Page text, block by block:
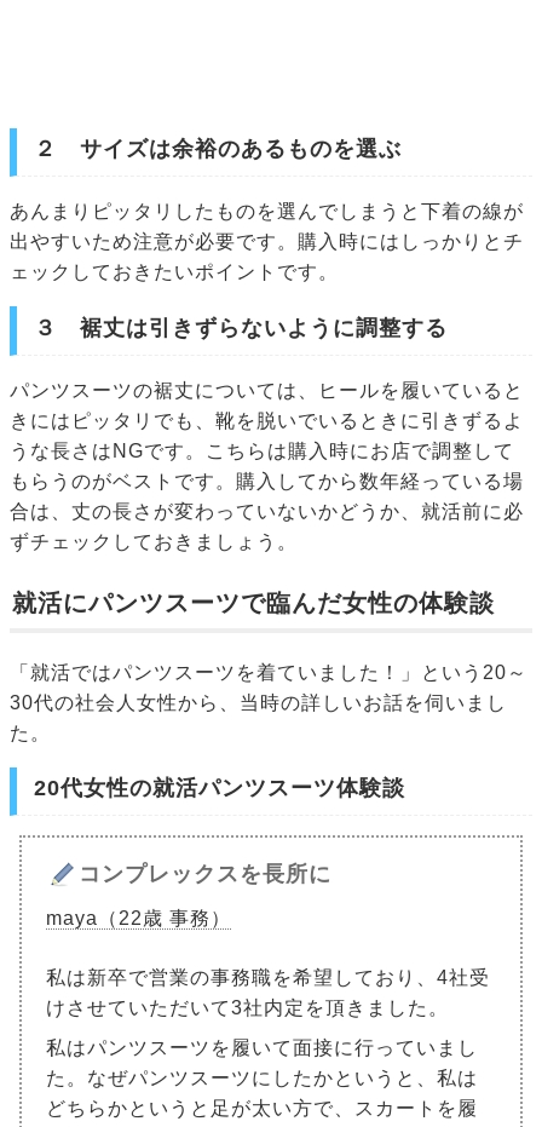
２ サイズは余裕のあるものを選ぶ
あんまりピッタリしたものを選んでしまうと下着の線が
出やすいため注意が必要です。購入時にはしっかりとチ
ェックしておきたいポイントです。
３ 裾丈は引きずらないように調整する
パンツスーツの裾丈については、ヒールを履いていると
きにはピッタリでも、靴を脱いでいるときに引きずるよ
うな長さはNGです。こちらは購入時にお店で調整して
もらうのがベストです。購入してから数年経っている場
合は、丈の長さが変わっていないかどうか、就活前に必
ずチェックしておきましょう。
就活にパンツスーツで臨んだ女性の体験談
「就活ではパンツスーツを着ていました！」という20～
30代の社会人女性から、当時の詳しいお話を伺いまし
た。
20代女性の就活パンツスーツ体験談
コンプレックスを長所に
maya（22歳 事務）
私は新卒で営業の事務職を希望しており、4社受
けさせていただいて3社内定を頂きました。
私はパンツスーツを履いて面接に行っていまし
た。なぜパンツスーツにしたかというと、私は
どちらかというと足が太い方で、スカートを履